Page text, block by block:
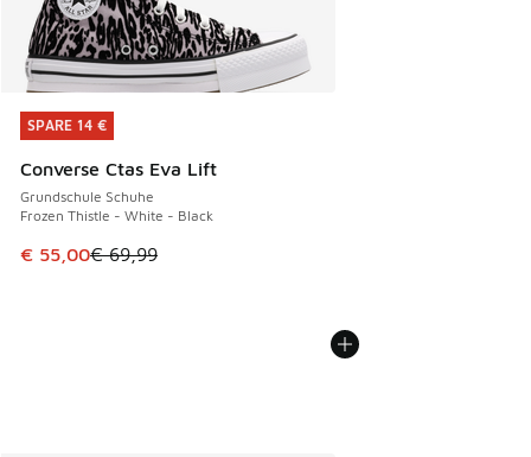
SPARE 14 €
Converse Ctas Eva Lift
Grundschule Schuhe
Frozen Thistle - White - Black
Dieser Artikel ist im Sale. Der Preis ist von € 69,99 auf €
€ 55,00€ 69,99
SPARE 14 €